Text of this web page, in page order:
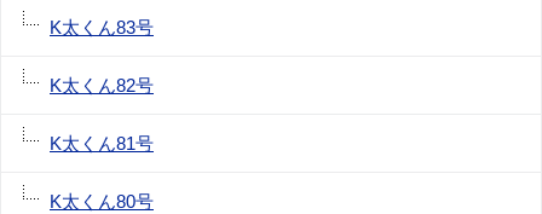
K太くん83号
K太くん82号
K太くん81号
K太くん80号